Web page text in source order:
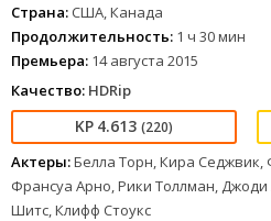
Страна: США, Канада
Продолжительность: 1 ч 30 мин
Премьера: 14 августа 2015
Качество: HDRip
4.613 (220)
Актеры:Белла Торн, Кира Седжвик,
Франсуа Арно, Рики Толлман,
Шитс, Клифф Стоукс